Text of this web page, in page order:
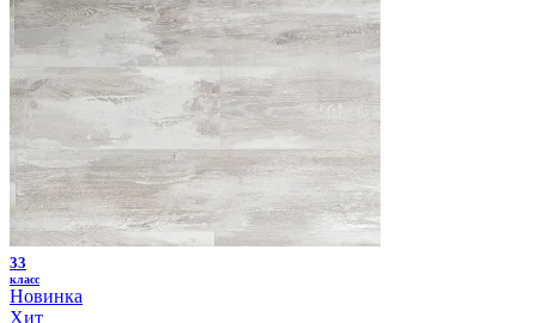
33
класс
Новинка
Хит